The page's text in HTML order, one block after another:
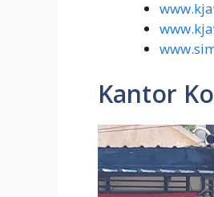
Kantor